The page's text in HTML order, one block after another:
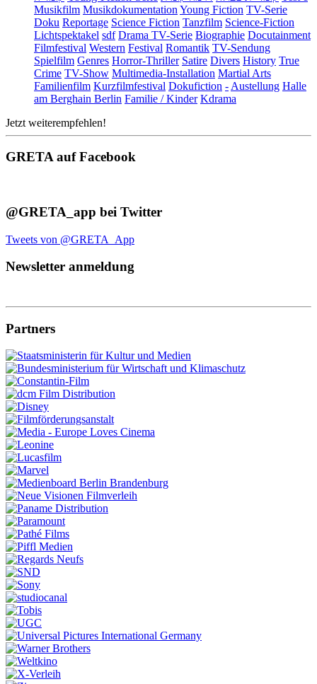
Musikfilm Musikdokumentation Young Fiction TV-Serie
Doku Reportage Science Fiction Tanzfilm Science-Fiction
Lichtspektakel sdf Drama TV-Serie Biographie Docutainment
Filmfestival Western Festival Romantik TV-Sendung
Spielfilm Genres Horror-Thriller Satire Divers History True
Crime TV-Show Multimedia-Installation Martial Arts
Familienfilm Kurzfilmfestival Dokufiction - Austellung Halle
am Berghain Berlin Familie / Kinder Kdrama
Jetzt weiterempfehlen!
GRETA auf Facebook
@GRETA_app bei Twitter
Tweets von @GRETA_App
Newsletter anmeldung
Partners